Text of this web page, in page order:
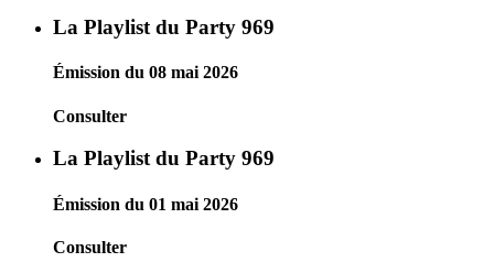
La Playlist du Party 969
Émission du 08 mai 2026
Consulter
La Playlist du Party 969
Émission du 01 mai 2026
Consulter